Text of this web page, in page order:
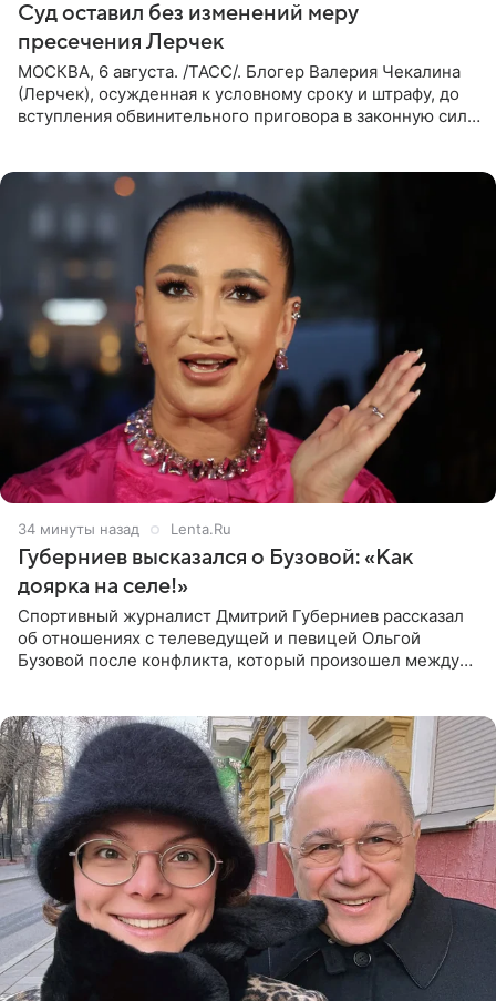
Суд оставил без изменений меру
пресечения Лерчек
МОСКВА, 6 августа. /ТАСС/. Блогер Валерия Чекалина
(Лерчек), осужденная к условному сроку и штрафу, до
вступления обвинительного приговора в законную силу
34 минуты назад Lenta.Ru
Губерниев высказался о Бузовой: «Как
доярка на селе!»
Спортивный журналист Дмитрий Губерниев рассказал
об отношениях с телеведущей и певицей Ольгой
Бузовой после конфликта, который произошел между